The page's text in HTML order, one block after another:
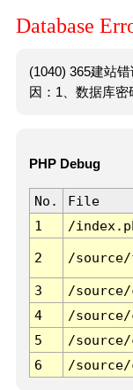
Database
(1040) 365建站
因：1、数据库密
PHP Debug
No. File
1
/
2 /
3 /
4
/
5
/
6
/